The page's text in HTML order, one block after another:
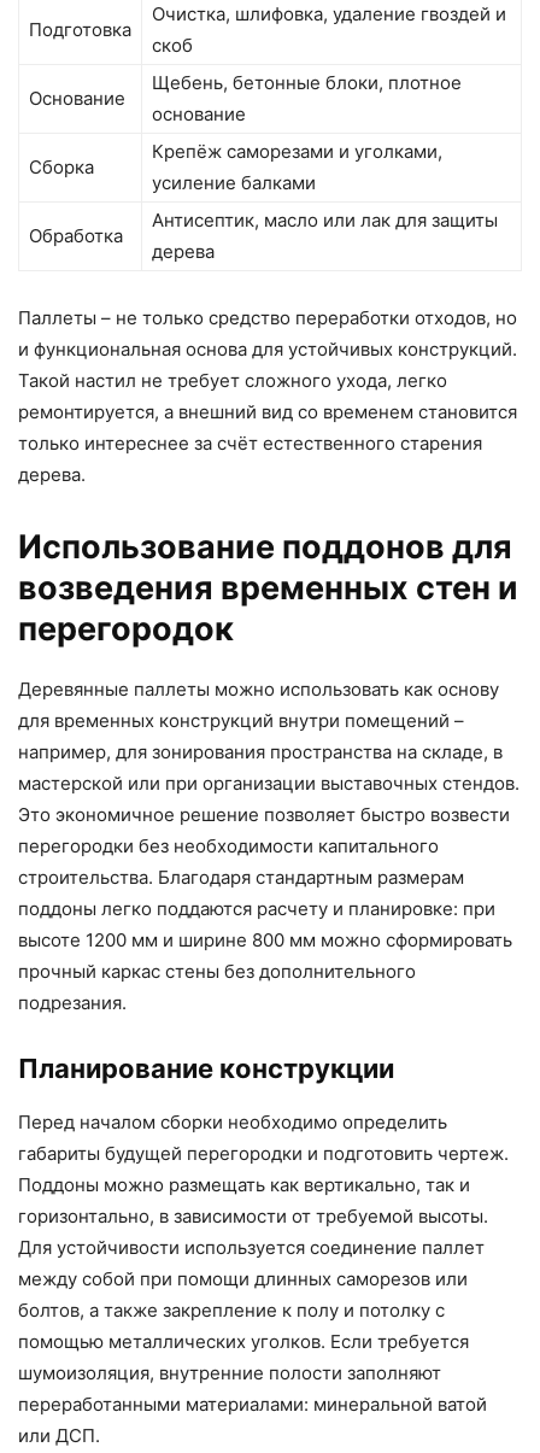
Подготовка
Очистка, шлифовка, удаление гвоздей и
скоб
Основание
Щебень, бетонные блоки, плотное
основание
Сборка
Крепёж саморезами и уголками,
усиление балками
Обработка
Антисептик, масло или лак для защиты
дерева
Паллеты – не только средство переработки отходов, но
и функциональная основа для устойчивых конструкций.
Такой настил не требует сложного ухода, легко
ремонтируется, а внешний вид со временем становится
только интереснее за счёт естественного старения
дерева.
Использование поддонов для
возведения временных стен и
перегородок
Деревянные паллеты можно использовать как основу
для временных конструкций внутри помещений –
например, для зонирования пространства на складе, в
мастерской или при организации выставочных стендов.
Это экономичное решение позволяет быстро возвести
перегородки без необходимости капитального
строительства. Благодаря стандартным размерам
поддоны легко поддаются расчету и планировке: при
высоте 1200 мм и ширине 800 мм можно сформировать
прочный каркас стены без дополнительного
подрезания.
Планирование конструкции
Перед началом сборки необходимо определить
габариты будущей перегородки и подготовить чертеж.
Поддоны можно размещать как вертикально, так и
горизонтально, в зависимости от требуемой высоты.
Для устойчивости используется соединение паллет
между собой при помощи длинных саморезов или
болтов, а также закрепление к полу и потолку с
помощью металлических уголков. Если требуется
шумоизоляция, внутренние полости заполняют
переработанными материалами: минеральной ватой
или ДСП.